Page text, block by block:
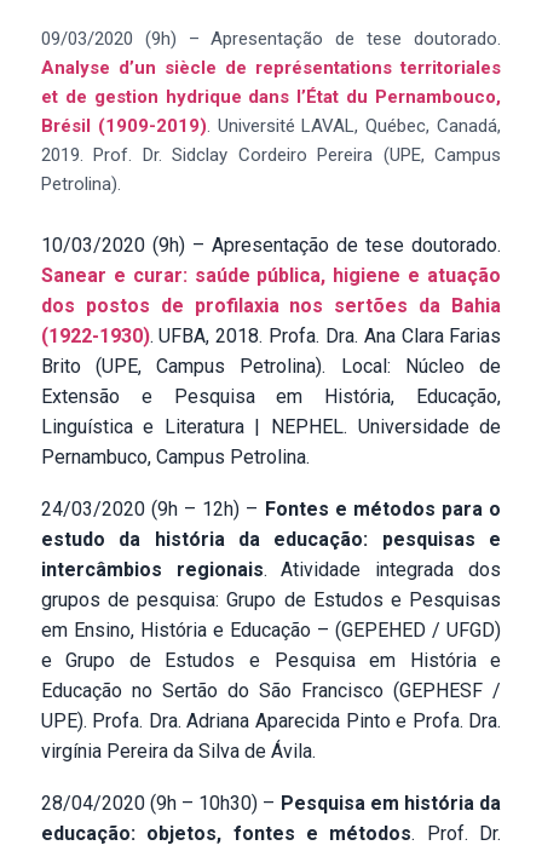
09/03/2020 (9h) – Apresentação de tese doutorado.
Analyse d’un siècle de représentations territoriales
et de gestion hydrique dans l’État du Pernambouco,
Brésil (1909-2019). Université LAVAL, Québec, Canadá,
2019. Prof. Dr. Sidclay Cordeiro Pereira (UPE, Campus
Petrolina).
10/03/2020 (9h) – Apresentação de tese doutorado.
Sanear e curar: saúde pública, higiene e atuação
dos postos de profilaxia nos sertões da Bahia
(1922-1930). UFBA, 2018. Profa. Dra. Ana Clara Farias
Brito (UPE, Campus Petrolina). Local: Núcleo de
Extensão e Pesquisa em História, Educação,
Linguística e Literatura | NEPHEL. Universidade de
Pernambuco, Campus Petrolina.
24/03/2020 (9h – 12h) – Fontes e métodos para o
estudo da história da educação: pesquisas e
intercâmbios regionais. Atividade integrada dos
grupos de pesquisa: Grupo de Estudos e Pesquisas
em Ensino, História e Educação – (GEPEHED / UFGD)
e Grupo de Estudos e Pesquisa em História e
Educação no Sertão do São Francisco (GEPHESF /
UPE). Profa. Dra. Adriana Aparecida Pinto e Profa. Dra.
virgínia Pereira da Silva de Ávila.
28/04/2020 (9h – 10h30) – Pesquisa em história da
educação: objetos, fontes e métodos. Prof. Dr.